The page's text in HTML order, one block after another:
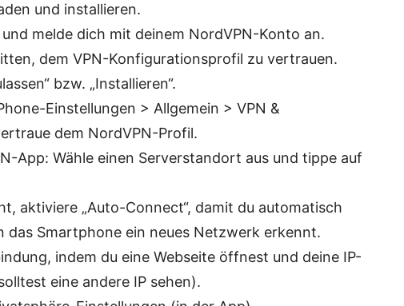
und installieren.
melde dich mit deinem NordVPN-Konto an.
dem VPN-Konfigurationsprofil zu vertrauen.
bzw. „Installieren“.
Einstellungen > Allgemein > VPN &
dem NordVPN-Profil.
App: Wähle einen Serverstandort aus und tippe auf
aktiviere „Auto-Connect“, damit du automatisch
das Smartphone ein neues Netzwerk erkennt.
indem du eine Webseite öffnest und deine IP-
eine andere IP sehen).